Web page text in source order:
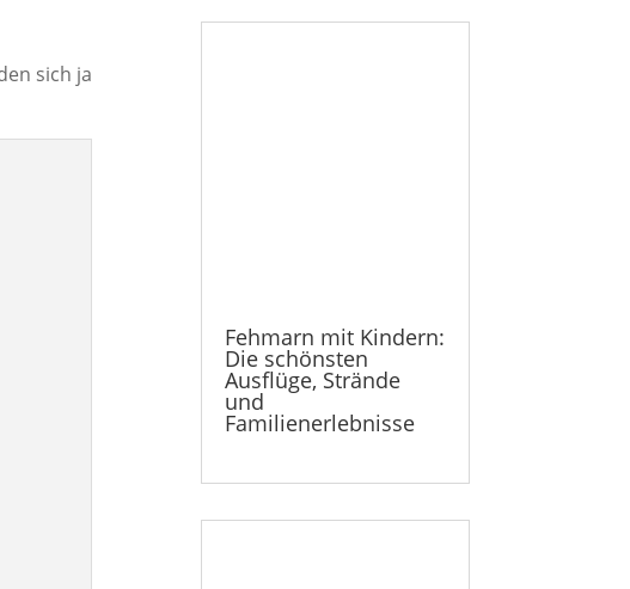
sich ja
Fehmarn mit Kindern:
Die schönsten
Ausflüge, Strände
und
Familienerlebnisse